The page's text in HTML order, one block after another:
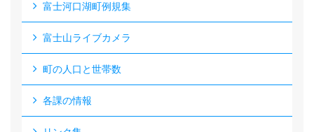
富士河口湖町例規集
富士山ライブカメラ
町の人口と世帯数
各課の情報